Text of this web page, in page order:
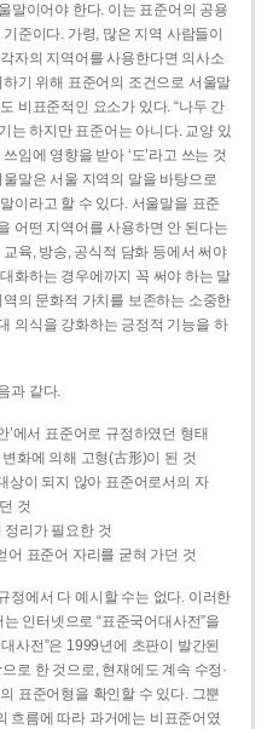
말이어야 한다. 이는 표준어의 공용
준이다. 가령, 많은 지역 사람들이
자의 지역어를 사용한다면 의사소
기 위해 표준어의 조건으로 서울말
비표준적인 요소가 있다. “나두 간
는 하지만 표준어는 아니다. 교양 있
임에 영향을 받아 ‘도’라고 쓰는 것
말은 서울 지역의 말을 바탕으로
이라고 할 수 있다. 서울말을 표준
어떤 지역어를 사용하면 안 된다는
육, 방송, 공식적 담화 등에서 써야
화하는 경우에까지 꼭 써야 하는 말
의 문화적 가치를 보존하는 소중한
의식을 강화하는 긍정적 기능을 하
과 같다.
’에서 표준어로 규정하였던 형태
화에 의해 고형(古形)이 된 것
상이 되지 않아 표준어로서의 자
것
리가 필요한 것
어 표준어 자리를 굳혀 가던 것
정에서 다 예시할 수는 없다. 이러한
인터넷으로 “표준국어대사전”을
사전”은 1999년에 초판이 발간된
로 한 것으로, 현재에도 계속 수정·
표준어형을 확인할 수 있다. 그뿐
흐름에 따라 과거에는 비표준어였